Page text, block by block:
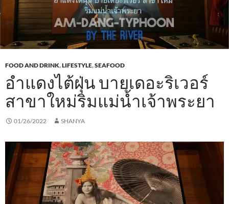
FOOD AND DRINK,LIFESTYLE,SEAFOOD
อำแดงไต้ฝุ่น บายเดอะริเวอร์
สาขาใหม่ริมแม่น้ำเจ้าพระยา
01/26/2022 SHANYA